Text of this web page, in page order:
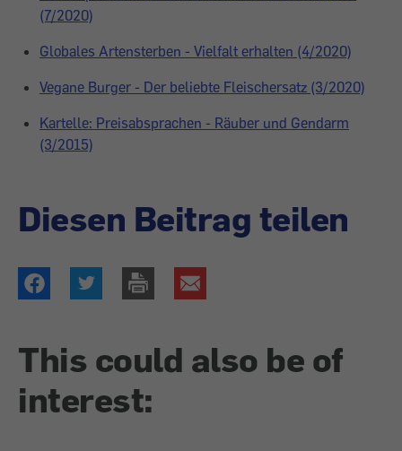
(7/2020)
Globales Artensterben - Vielfalt erhalten (4/2020)
Vegane Burger - Der beliebte Fleischersatz (3/2020)
Kartelle: Preisabsprachen - Räuber und Gendarm
(3/2015)
Diesen Beitrag teilen
This could also be of
interest: